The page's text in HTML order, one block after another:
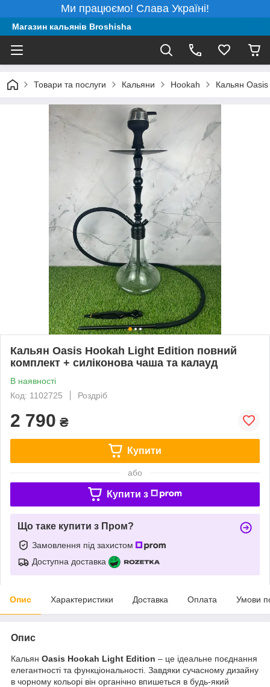
Ми працюємо! Слава Україні!
Магазин кальянів Broshisha
Товари та послуги Кальяни Hookah Кальян
Кальян Oasis Hookah Light Edition повний
комплект + силіконова чаша та калауд
В наявності
Код: 1102725
Роздріб
2 790 ₴
Купити
або
Купити з
Що таке купити з Пром?
Замовлення під захистом
Доступна доставка
Опис Характеристики Доставка Оплата Умови
Опис
Кальян Oasis Hookah Light Edition – це ідеальне поєднання
елегантності та функціональності. Завдяки сучасному дизайну
в чорному кольорі він органічно впишеться в будь-який